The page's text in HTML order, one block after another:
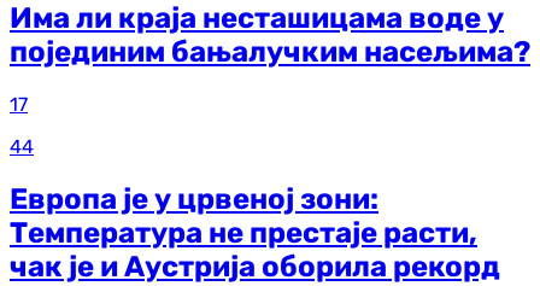
Има ли краја несташицама воде у
појединим бањалучким насељима?
17
44
Европа је у црвеној зони:
Температура не престаје расти,
чак је и Аустрија оборила рекорд